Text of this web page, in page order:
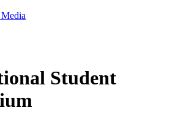
Student